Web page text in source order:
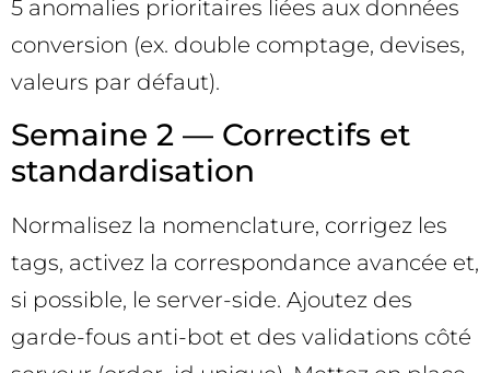
5 anomalies prioritaires liées aux données
conversion (ex. double comptage, devises,
valeurs par défaut).
Semaine 2 — Correctifs et
standardisation
Normalisez la nomenclature, corrigez les
tags, activez la correspondance avancée et,
si possible, le server-side. Ajoutez des
garde-fous anti-bot et des validations côté